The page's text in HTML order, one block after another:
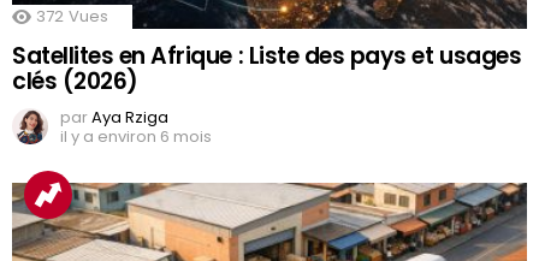
372 Vues
Satellites en Afrique : Liste des pays et usages
clés (2026)
parAya Rziga
il y a environ 6 mois